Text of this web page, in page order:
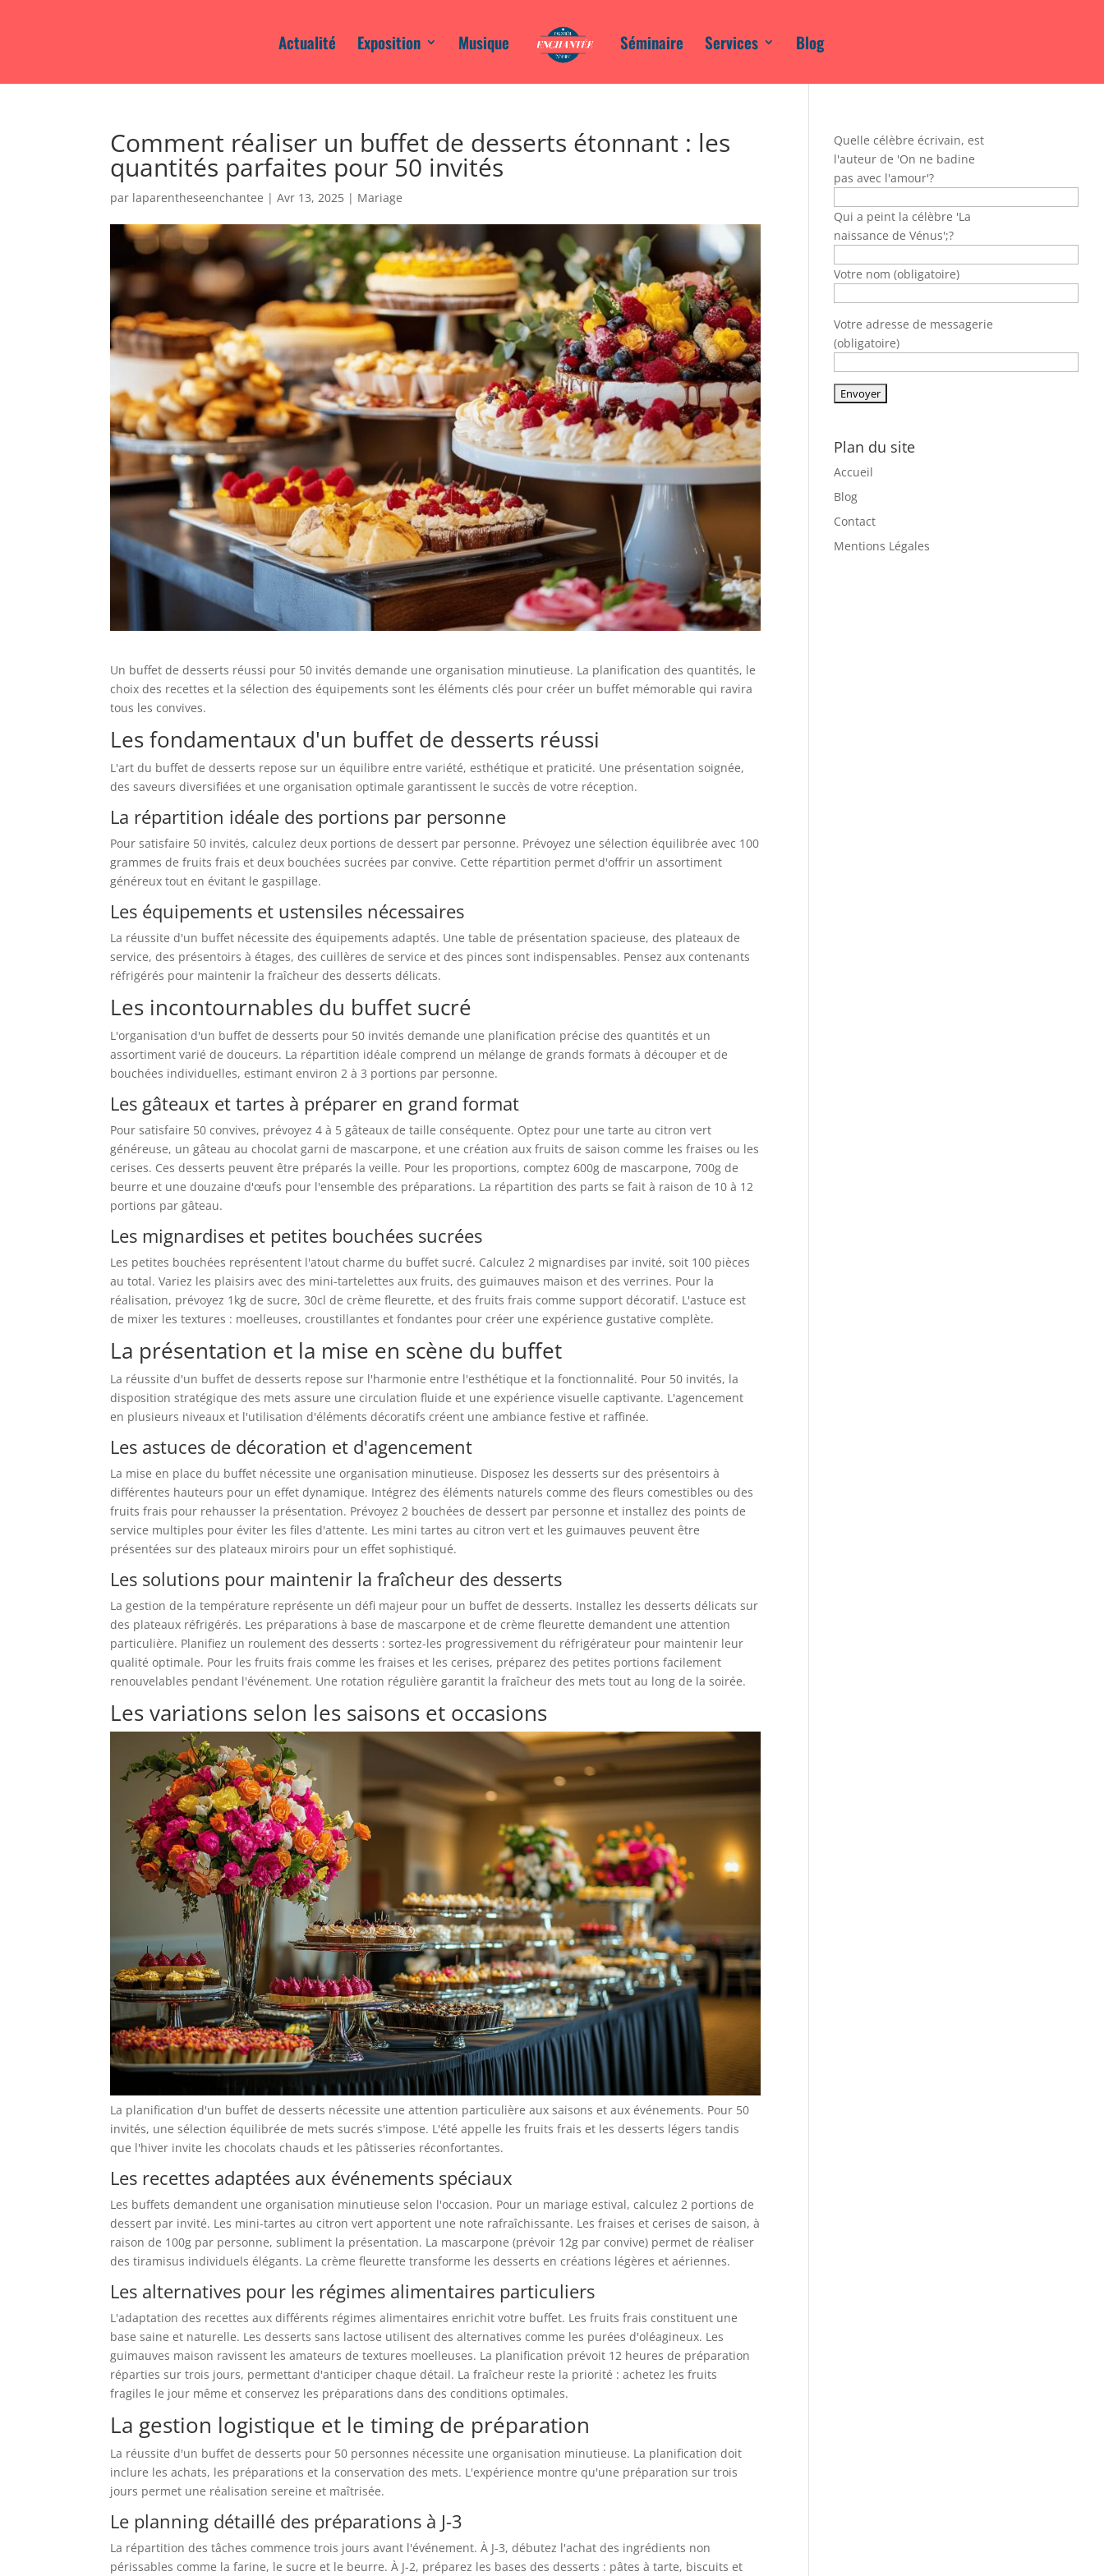
Actualité Exposition Musique Séminaire Services Blog
Comment réaliser un buffet de desserts étonnant : les
quantités parfaites pour 50 invités
par laparentheseenchantee |Avr 13, 2025 | Mariage
Un buffet de desserts réussi pour 50 invités demande une organisation minutieuse. La planification des quantités, le
choix des recettes et la sélection des équipements sont les éléments clés pour créer un buffet mémorable qui ravira
tous les convives.
Les fondamentaux d'un buffet de desserts réussi
L'art du buffet de desserts repose sur un équilibre entre variété, esthétique et praticité. Une présentation soignée,
des saveurs diversifiées et une organisation optimale garantissent le succès de votre réception.
La répartition idéale des portions par personne
Pour satisfaire 50 invités, calculez deux portions de dessert par personne. Prévoyez une sélection équilibrée avec 100
grammes de fruits frais et deux bouchées sucrées par convive. Cette répartition permet d'offrir un assortiment
généreux tout en évitant le gaspillage.
Les équipements et ustensiles nécessaires
La réussite d'un buffet nécessite des équipements adaptés. Une table de présentation spacieuse, des plateaux de
service, des présentoirs à étages, des cuillères de service et des pinces sont indispensables. Pensez aux contenants
réfrigérés pour maintenir la fraîcheur des desserts délicats.
Les incontournables du buffet sucré
L'organisation d'un buffet de desserts pour 50 invités demande une planification précise des quantités et un
assortiment varié de douceurs. La répartition idéale comprend un mélange de grands formats à découper et de
bouchées individuelles, estimant environ 2 à 3 portions par personne.
Les gâteaux et tartes à préparer en grand format
Pour satisfaire 50 convives, prévoyez 4 à 5 gâteaux de taille conséquente. Optez pour une tarte au citron vert
généreuse, un gâteau au chocolat garni de mascarpone, et une création aux fruits de saison comme les fraises ou les
cerises. Ces desserts peuvent être préparés la veille. Pour les proportions, comptez 600g de mascarpone, 700g de
beurre et une douzaine d'œufs pour l'ensemble des préparations. La répartition des parts se fait à raison de 10 à 12
portions par gâteau.
Les mignardises et petites bouchées sucrées
Les petites bouchées représentent l'atout charme du buffet sucré. Calculez 2 mignardises par invité, soit 100 pièces
au total. Variez les plaisirs avec des mini-tartelettes aux fruits, des guimauves maison et des verrines. Pour la
réalisation, prévoyez 1kg de sucre, 30cl de crème fleurette, et des fruits frais comme support décoratif. L'astuce est
de mixer les textures : moelleuses, croustillantes et fondantes pour créer une expérience gustative complète.
La présentation et la mise en scène du buffet
La réussite d'un buffet de desserts repose sur l'harmonie entre l'esthétique et la fonctionnalité. Pour 50 invités, la
disposition stratégique des mets assure une circulation fluide et une expérience visuelle captivante. L'agencement
en plusieurs niveaux et l'utilisation d'éléments décoratifs créent une ambiance festive et raffinée.
Les astuces de décoration et d'agencement
La mise en place du buffet nécessite une organisation minutieuse. Disposez les desserts sur des présentoirs à
différentes hauteurs pour un effet dynamique. Intégrez des éléments naturels comme des fleurs comestibles ou des
fruits frais pour rehausser la présentation. Prévoyez 2 bouchées de dessert par personne et installez des points de
service multiples pour éviter les files d'attente. Les mini tartes au citron vert et les guimauves peuvent être
présentées sur des plateaux miroirs pour un effet sophistiqué.
Les solutions pour maintenir la fraîcheur des desserts
La gestion de la température représente un défi majeur pour un buffet de desserts. Installez les desserts délicats sur
des plateaux réfrigérés. Les préparations à base de mascarpone et de crème fleurette demandent une attention
particulière. Planifiez un roulement des desserts : sortez-les progressivement du réfrigérateur pour maintenir leur
qualité optimale. Pour les fruits frais comme les fraises et les cerises, préparez des petites portions facilement
renouvelables pendant l'événement. Une rotation régulière garantit la fraîcheur des mets tout au long de la soirée.
Les variations selon les saisons et occasions
La planification d'un buffet de desserts nécessite une attention particulière aux saisons et aux événements. Pour 50
invités, une sélection équilibrée de mets sucrés s'impose. L'été appelle les fruits frais et les desserts légers tandis
que l'hiver invite les chocolats chauds et les pâtisseries réconfortantes.
Les recettes adaptées aux événements spéciaux
Les buffets demandent une organisation minutieuse selon l'occasion. Pour un mariage estival, calculez 2 portions de
dessert par invité. Les mini-tartes au citron vert apportent une note rafraîchissante. Les fraises et cerises de saison, à
raison de 100g par personne, subliment la présentation. La mascarpone (prévoir 12g par convive) permet de réaliser
des tiramisus individuels élégants. La crème fleurette transforme les desserts en créations légères et aériennes.
Les alternatives pour les régimes alimentaires particuliers
L'adaptation des recettes aux différents régimes alimentaires enrichit votre buffet. Les fruits frais constituent une
base saine et naturelle. Les desserts sans lactose utilisent des alternatives comme les purées d'oléagineux. Les
guimauves maison ravissent les amateurs de textures moelleuses. La planification prévoit 12 heures de préparation
réparties sur trois jours, permettant d'anticiper chaque détail. La fraîcheur reste la priorité : achetez les fruits
fragiles le jour même et conservez les préparations dans des conditions optimales.
La gestion logistique et le timing de préparation
La réussite d'un buffet de desserts pour 50 personnes nécessite une organisation minutieuse. La planification doit
inclure les achats, les préparations et la conservation des mets. L'expérience montre qu'une préparation sur trois
jours permet une réalisation sereine et maîtrisée.
Le planning détaillé des préparations à J-3
La répartition des tâches commence trois jours avant l'événement. À J-3, débutez l'achat des ingrédients non
périssables comme la farine, le sucre et le beurre. À J-2, préparez les bases des desserts : pâtes à tarte, biscuits et
Quelle célèbre écrivain, est
l'auteur de 'On ne badine
pas avec l'amour'?
Qui a peint la célèbre 'La
naissance de Vénus';?
Votre nom (obligatoire)
Votre adresse de messagerie
(obligatoire)
Plan du site
Accueil
Blog
Contact
Mentions Légales